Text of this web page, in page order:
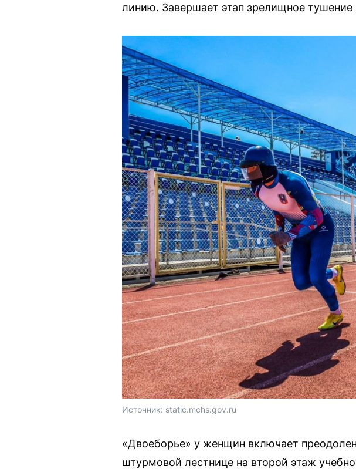
линию. Завершает этап зрелищное
Источник: static.mchs.gov.ru
«Двоеборье» у женщин включает
штурмовой лестнице на второй этаж